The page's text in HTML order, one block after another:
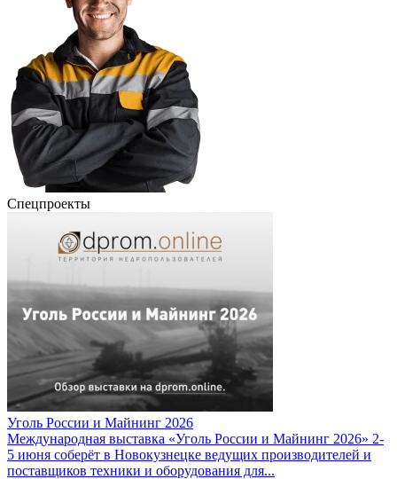
Спецпроекты
Уголь России и Майнинг 2026
Международная выставка «Уголь России и Майнинг 2026» 2-
5 июня соберёт в Новокузнецке ведущих производителей и
поставщиков техники и оборудования для...